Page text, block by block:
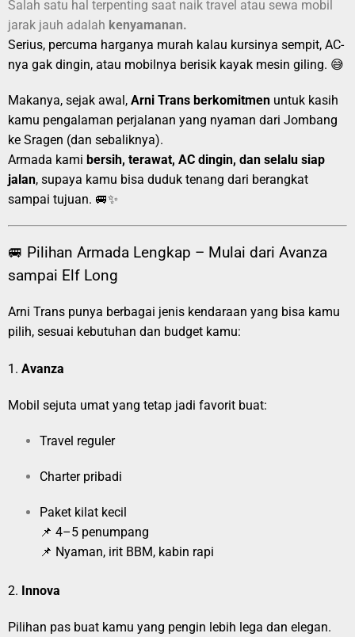
Salah satu hal terpenting saat naik travel atau sewa mobil
jarak jauh adalah kenyamanan.
Serius, percuma harganya murah kalau kursinya sempit, AC-
nya gak dingin, atau mobilnya berisik kayak mesin giling. 😅
Makanya, sejak awal, Arni Trans berkomitmen untuk kasih
kamu pengalaman perjalanan yang nyaman dari Jombang
ke Sragen (dan sebaliknya).
Armada kami bersih, terawat, AC dingin, dan selalu siap
jalan, supaya kamu bisa duduk tenang dari berangkat
sampai tujuan. 🚐✨
🚐 Pilihan Armada Lengkap – Mulai dari Avanza
sampai Elf Long
Arni Trans punya berbagai jenis kendaraan yang bisa kamu
pilih, sesuai kebutuhan dan budget kamu:
1. Avanza
Mobil sejuta umat yang tetap jadi favorit buat:
Travel reguler
Charter pribadi
Paket kilat kecil
📌 4–5 penumpang
📌 Nyaman, irit BBM, kabin rapi
2. Innova
Pilihan pas buat kamu yang pengin lebih lega dan elegan.